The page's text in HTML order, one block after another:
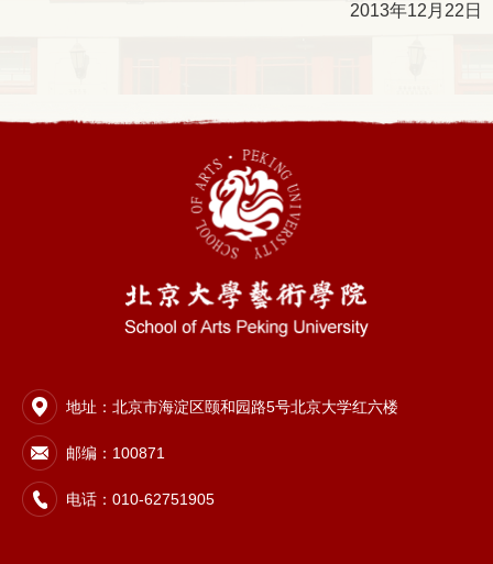
2013年12月22日
地址：北京市海淀区颐和园路5号北京大学红六楼
邮编：100871
电话：010-62751905